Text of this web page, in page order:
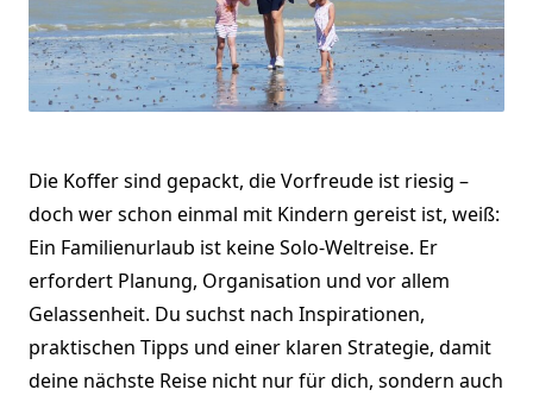
Die Koffer sind gepackt, die Vorfreude ist riesig –
doch wer schon einmal mit Kindern gereist ist, weiß:
Ein Familienurlaub ist keine Solo-Weltreise. Er
erfordert Planung, Organisation und vor allem
Gelassenheit. Du suchst nach Inspirationen,
praktischen Tipps und einer klaren Strategie, damit
deine nächste Reise nicht nur für dich, sondern auch